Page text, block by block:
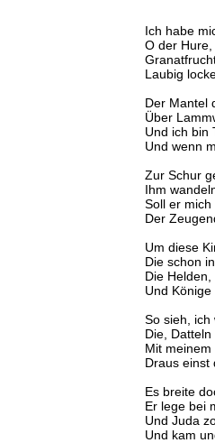
Ich habe
O der
Laubig
Der Mantel
Über
Und ich bin
Und wenn
Zur Schur
Ihm
Soll er mich
Der
Um diese
Die schon
Die
Und Könige
So sieh, ich
Die,
Mit meinem
Draus einst
Es breite
Er lege bei
Und Juda
Und kam